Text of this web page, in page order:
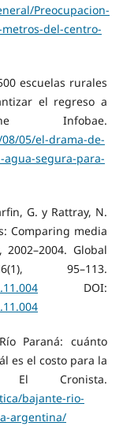
Preocupacion-
del-centro-
escuelas rurales
el regreso a
Infobae.
05/el-drama-de-
agua-segura-para-
G. y Rattray, N.
Comparing media
Global
95–113.
DOI:
Paraná: cuánto
es el costo para la
El Cronista.
bajante-rio-
argentina/